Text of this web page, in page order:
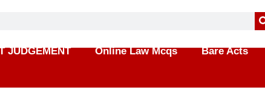
JUDGEMENT Online Law Mcqs Bare Acts